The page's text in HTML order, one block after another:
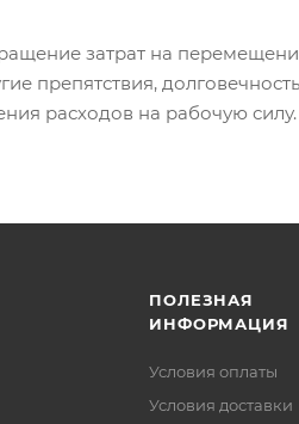
затрат на
препятствия,
расходов на рабочую
ПОЛЕЗНАЯ
ИНФОРМАЦИЯ
Условия оплаты
Условия доставки